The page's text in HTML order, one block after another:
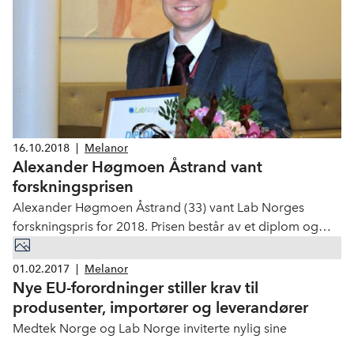
16.10.2018 Melanor
Alexander Høgmoen Åstrand vant
forsknings­prisen
Alexander Høgmoen Åstrand (33) vant Lab Norges
forskningspris for 2018. Prisen består av et diplom og
100 000 kroner. Åstrand er sivilingeniør fra NTNU med
spesialisering i organisk kjemi. Han har en ph.d. i
legemiddel­utvikling med utgangspunkt i kreft,
overvekt/diabetes og antibiotika­resistens.
01.02.2017 Melanor
Nye EU-forordninger stiller krav til
produsenter, importører og leverandører
Medtek Norge og Lab Norge inviterte nylig sine